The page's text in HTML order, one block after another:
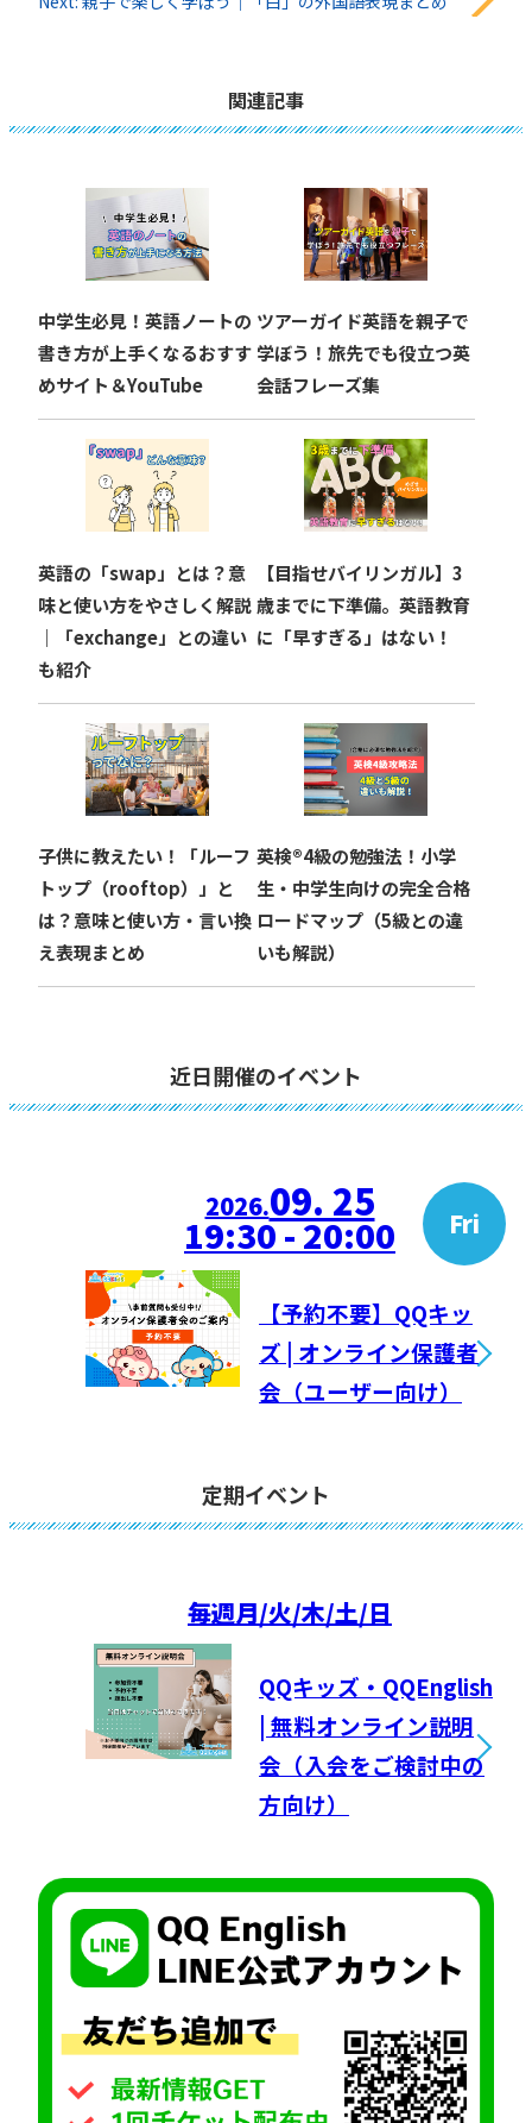
ョ
ン
関連記事
中学生必見！英語ノートの
書き方が上手くなるおすす
めサイト＆YouTube
ツアーガイド英語を親子で
学ぼう！旅先でも役立つ英
会話フレーズ集
英語の「swap」とは？意
味と使い方をやさしく解説
｜「exchange」との違い
も紹介
【目指せバイリンガル】3
歳までに下準備。英語教育
に「早すぎる」はない！
子供に教えたい！「ルーフ
トップ（rooftop）」と
は？意味と使い方・言い換
え表現まとめ
英検®︎4級の勉強法！小学
生・中学生向けの完全合格
ロードマップ（5級との違
いも解説）
近日開催のイベント
2026.09. 25 Fri
19:30 - 20:00
【予約不要】QQキッ
ズ | オンライン保護者
会（ユーザー向け）
定期イベント
毎週月/火/木/土/日
QQキッズ・QQEnglish
| 無料オンライン説明
会（入会をご検討中の
方向け）